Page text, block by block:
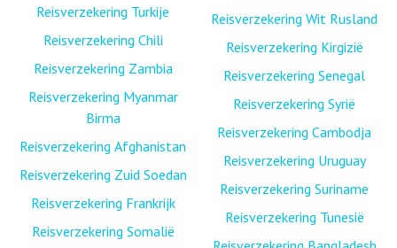
Reisverzekering Turkije
Reisverzekering Chili
Reisverzekering Zambia
Reisverzekering Myanmar
Birma
Reisverzekering Afghanistan
Reisverzekering Zuid Soedan
Reisverzekering Frankrijk
Reisverzekering Somalië
Reisverzekering Wit Rusland
Reisverzekering Kirgizië
Reisverzekering Senegal
Reisverzekering Syrië
Reisverzekering Cambodja
Reisverzekering Uruguay
Reisverzekering Suriname
Reisverzekering Tunesië